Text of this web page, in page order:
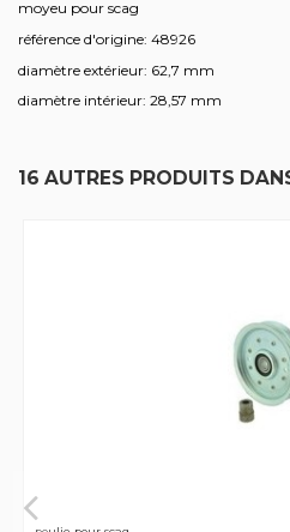
moyeu pour scag
référence d'origine: 48926
diamètre extérieur: 62,7 mm
diamètre intérieur: 28,57 mm
16 AUTRES PRODUITS